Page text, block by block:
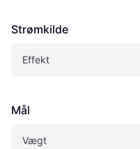
Strømkilde
Effekt
Mål
Vægt